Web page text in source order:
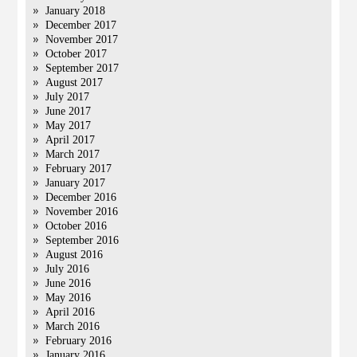
January 2018
December 2017
November 2017
October 2017
September 2017
August 2017
July 2017
June 2017
May 2017
April 2017
March 2017
February 2017
January 2017
December 2016
November 2016
October 2016
September 2016
August 2016
July 2016
June 2016
May 2016
April 2016
March 2016
February 2016